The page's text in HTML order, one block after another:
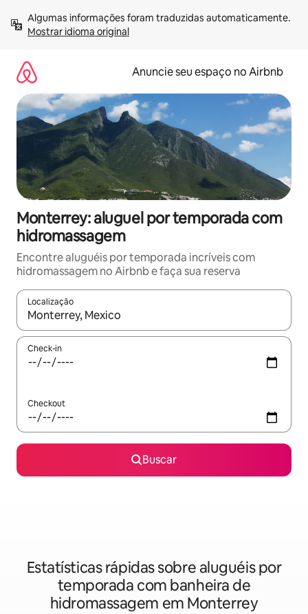
para
Mostrar idioma original
Anuncie seu espaço no Airbnb
Monterrey: aluguel por temporada com
hidromassagem
Encontre aluguéis por temporada incríveis com
hidromassagem no Airbnb e faça sua reserva
Localização
Quando os resultados estiverem disponíveis, explore-os
Check-in
Checkout
Buscar
Estatísticas rápidas sobre aluguéis por
temporada com banheira de
hidromassagem em Monterrey